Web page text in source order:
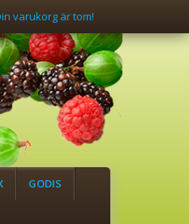
varukorg är tom!
GODIS